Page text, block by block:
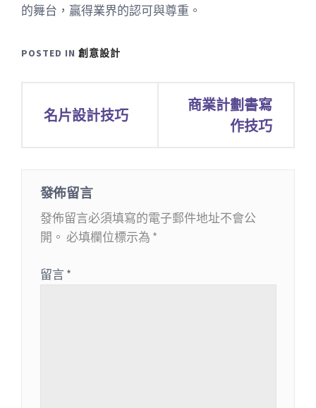
的舞台，贏得業界的認可與尊重。
POSTED IN 創意設計
名片設計技巧
商業計劃書寫
作技巧
發佈留言
發佈留言必須填寫的電子郵件地址不會公
開。 必填欄位標示為 *
留言*